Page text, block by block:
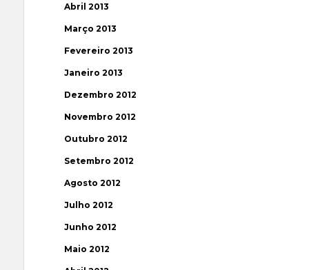
Abril 2013
Março 2013
Fevereiro 2013
Janeiro 2013
Dezembro 2012
Novembro 2012
Outubro 2012
Setembro 2012
Agosto 2012
Julho 2012
Junho 2012
Maio 2012